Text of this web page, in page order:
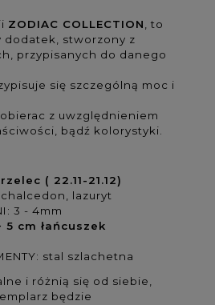
ZODIAC COLLECTION
, to
dodatek, stworzony z
przypisanych do danego
się szczególną moc i
z uwzględnieniem
bądź kolorystyki.
( 22.11-21.12)
lazuryt
3 - 4mm
5 cm łańcuszek
stal szlachetna
i różnią się od siebie,
będzie